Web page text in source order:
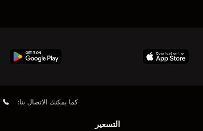
كما يمكنك الاتصال بنا:
التسعير